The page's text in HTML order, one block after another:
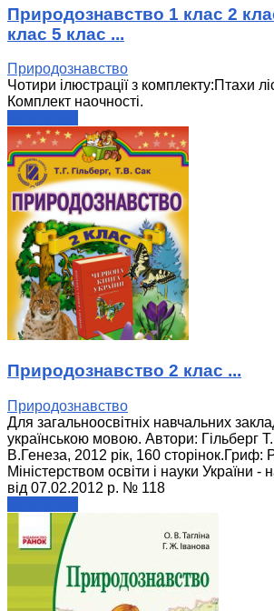
Природознавство 1 клас 2
клас 5 клас ...
Природознавство
Чотири ілюстрації з комплекту:Птахи
Комплект наочності.
Природознавство 2 клас ...
Природознавство
Для загальноосвітніх навчальних
українською мовою. Автори: Гільберг
В.Генеза, 2012 рік, 160 сторінок.Гриф:
Міністерством освіти і науки України
від 07.02.2012 р. № 118